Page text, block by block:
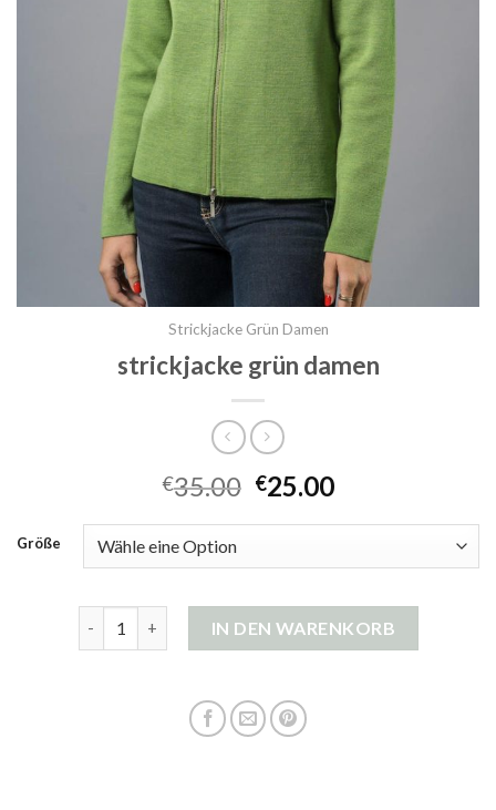
Strickjacke Grün Damen
strickjacke grün damen
€35.00 €25.00
Größe
IN DEN WARENKORB